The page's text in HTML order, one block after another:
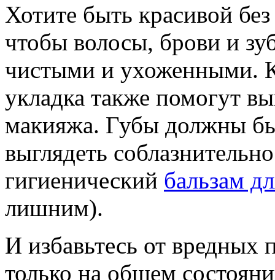
Хотите быть красивой
чтобы волосы, брови и
чистыми и ухоженными.
укладка также помогут
макияжа. Губы должны
выглядеть
гигиенический бальзам
лишним).
И избавьтесь от
только на общем